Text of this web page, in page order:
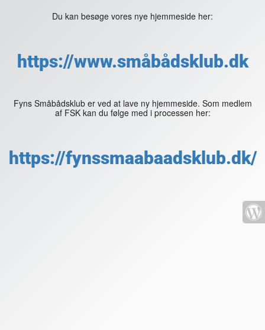
Du kan besøge vores nye hjemmeside her:
https://www.småbådsklub.dk
Fyns Småbådsklub er ved at lave ny hjemmeside. Som medlem
af FSK kan du følge med i processen her:
https://fynssmaabaadsklub.dk/